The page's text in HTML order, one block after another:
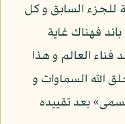
السابق و كل
فهناك غاية
العالم و هذا
الله السماوات و
بعد تقييده